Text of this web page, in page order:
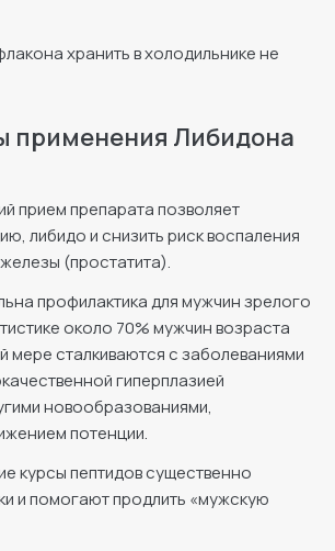
хранить в холодильнике не
применения Либидона
прием препарата позволяет
либидо и снизить риск воспаления
(простатита).
профилактика для мужчин зрелого
около 70% мужчин возраста
мере сталкиваются с заболеваниями
гиперплазией
новообразованиями,
потенции.
курсы пептидов существенно
и помогают продлить «мужскую